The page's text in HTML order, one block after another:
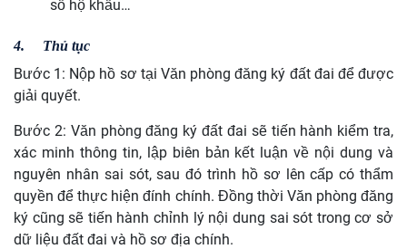
sổ hộ khẩu…
4. Thủ tục
Bước 1: Nộp hồ sơ tại Văn phòng đăng ký đất đai để được
giải quyết.
Bước 2: Văn phòng đăng ký đất đai sẽ tiến hành kiểm tra,
xác minh thông tin, lập biên bản kết luận về nội dung và
nguyên nhân sai sót, sau đó trình hồ sơ lên cấp có thẩm
quyền để thực hiện đính chính. Đồng thời Văn phòng đăng
ký cũng sẽ tiến hành chỉnh lý nội dung sai sót trong cơ sở
dữ liệu đất đai và hồ sơ địa chính.